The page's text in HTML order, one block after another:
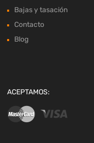
Bajas y tasación
Contacto
Blog
ACEPTAMOS: